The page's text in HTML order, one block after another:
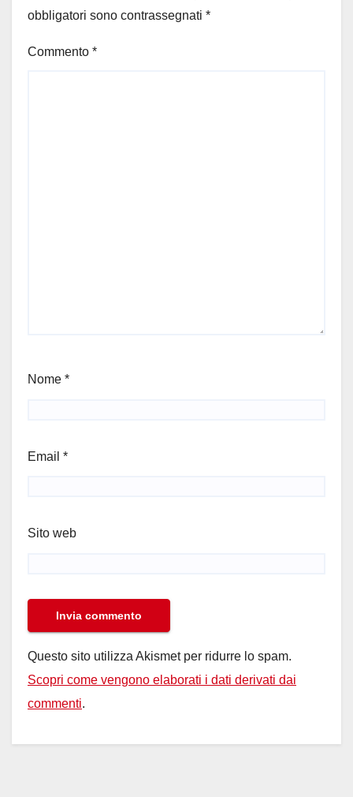
obbligatori sono contrassegnati *
Commento *
Nome *
Email *
Sito web
Questo sito utilizza Akismet per ridurre lo spam.
Scopri come vengono elaborati i dati derivati dai
commenti.